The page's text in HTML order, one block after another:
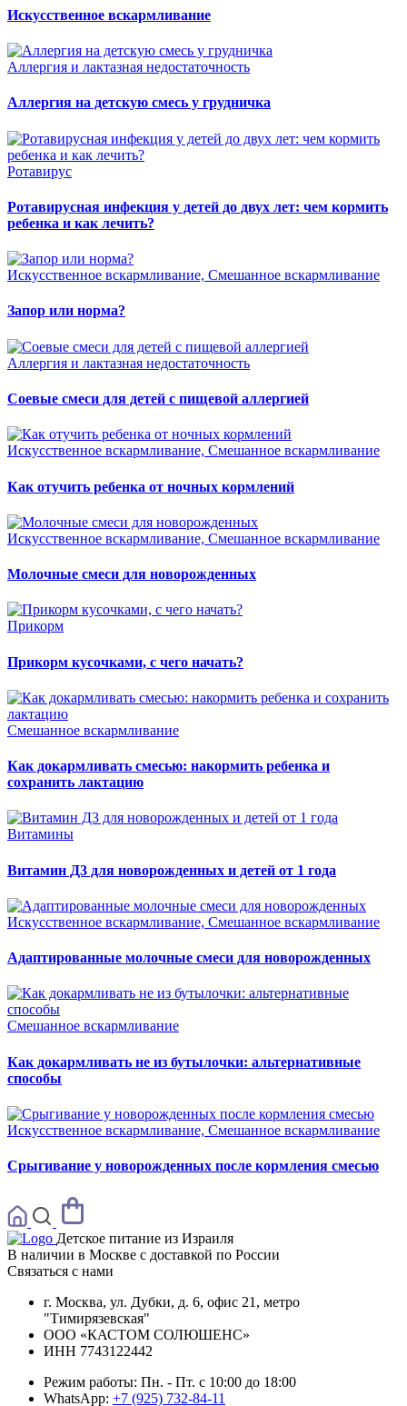
Искусственное вскармливание
Аллергия и лактазная недостаточность
Аллергия на детскую смесь у грудничка
Ротавирус
Ротавирусная инфекция у детей до двух лет: чем кормить
ребенка и как лечить?
Искусственное вскармливание, Смешанное вскармливание
Запор или норма?
Аллергия и лактазная недостаточность
Соевые смеси для детей с пищевой аллергией
Искусственное вскармливание, Смешанное вскармливание
Как отучить ребенка от ночных кормлений
Искусственное вскармливание, Смешанное вскармливание
Молочные смеси для новорожденных
Прикорм
Прикорм кусочками, с чего начать?
Смешанное вскармливание
Как докармливать смесью: накормить ребенка и
сохранить лактацию
Витамины
Витамин Д3 для новорожденных и детей от 1 года
Искусственное вскармливание, Смешанное вскармливание
Адаптированные молочные смеси для новорожденных
Смешанное вскармливание
Как докармливать не из бутылочки: альтернативные
способы
Искусственное вскармливание, Смешанное вскармливание
Срыгивание у новорожденных после кормления смесью
Детское питание из Израиля
В наличии в Москве с доставкой по России
Связаться с нами
г. Москва, ул. Дубки, д. 6, офис 21, метро
"Тимирязевская"
ООО «КАСТОМ СОЛЮШЕНС»
ИНН 7743122442
Режим работы: Пн. - Пт. с 10:00 до 18:00
WhatsApp: +7 (925) 732-84-11